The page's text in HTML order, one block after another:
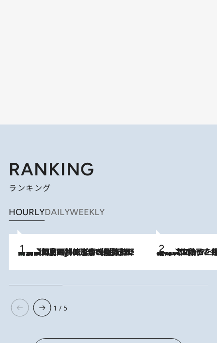
RANKING
ランキング
HOURLYDAILYWEEKLY
9 Hours Ago
「最後に見られてよかった」上野動物園の東園パンダ舎が解体前に特別公開。8月16日まで延長されたパネル展と共に辿る“半世紀”のパンダ飼育《解体工事の図面あり》 2026.8.5
【阿川佐和子さんの年とる力】なぜ70代で始めた趣味は“こんなに楽しい”のか？ ピアノ、俳句…スランプに陥っても続けられる“ある秘訣”とは
1 / 5